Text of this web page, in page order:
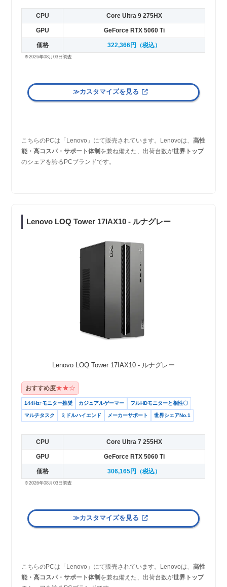
CPU Core Ultra 9 275HX
GPU GeForce RTX 5060 Ti
価格 322,366円（税込）
※2026年08月03日調査
≫カスタマイズを見る
こちらのPCは「Lenovo」にて販売されています。Lenovoは、高性
能・高コスパ・サポート体制 を兼ね備えた、出荷台数が世界トップ
のシェアを誇るPCブランドです。
Lenovo LOQ Tower 17IAX10 - ルナグレー
Lenovo LOQ Tower 17IAX10 - ルナグレー
おすすめ度★★☆
144Hz↑モニター推奨 カジュアルゲーマー フルHDモニターと相性〇
マルチタスク ミドルハイエンド メーカーサポート 世界シェアNo.1
CPU Core Ultra 7 255HX
GPU GeForce RTX 5060 Ti
価格 306,165円（税込）
※2026年08月03日調査
≫カスタマイズを見る
こちらのPCは「Lenovo」にて販売されています。Lenovoは、高性
能・高コスパ・サポート体制 を兼ね備えた、出荷台数が世界トップ